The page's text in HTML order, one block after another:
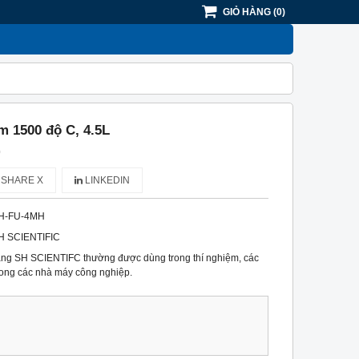
GIỎ HÀNG (0)
1500 độ C, 4.5L
X LINKEDIN
FU-4MH
SCIENTIFIC
SH SCIENTIFC thường được dùng trong thí nghiệm, các
các nhà máy công nghiệp.